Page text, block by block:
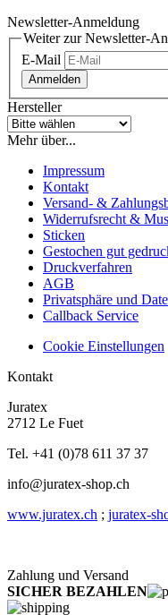
Newsletter-Anmeldung
Weiter zur Newsletter-
E-Mail
Anmelden
Hersteller
Mehr über...
Impressum
Kontakt
Versand- &
Widerrufsrecht &
Sticken
Gestochen gut
Druckverfahren
AGB
Privatsphäre und
Callback Service
Cookie Einstellungen
Kontakt
Juratex
2712 Le Fuet
Tel. +41 (0)78 611 37 37
info@juratex-shop.ch
www.juratex.ch ; juratex-
Zahlung und Versand
SICHER BEZAHLEN